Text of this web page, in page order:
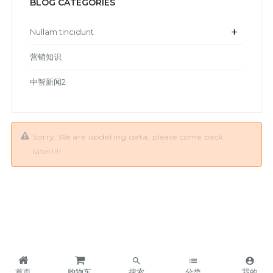
BLOG CATEGORIES
Nullam tincidunt add
营销知识
中智新闻2
Sorry, We are updating data, please come back
later!!!!
search
list
account_circle